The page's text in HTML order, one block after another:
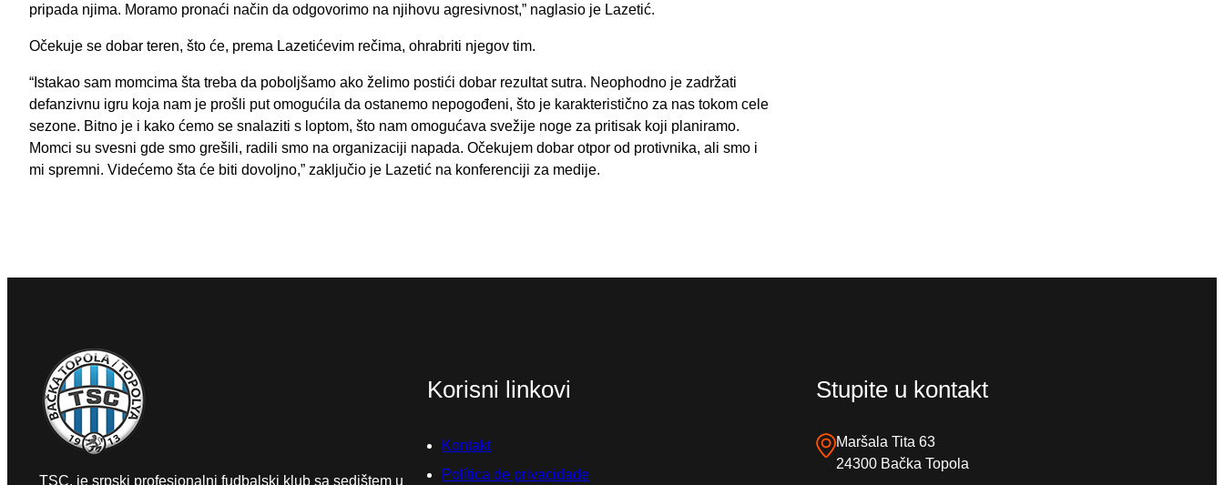
pripada njima. Moramo pronaći način da odgovorimo na njihovu agresivnost,” naglasio je Lazetić.
Očekuje se dobar teren, što će, prema Lazetićevim rečima, ohrabriti njegov tim.
“Istakao sam momcima šta treba da poboljšamo ako želimo postići dobar rezultat sutra. Neophodno je zadržati
defanzivnu igru koja nam je prošli put omogućila da ostanemo nepogođeni, što je karakteristično za nas tokom cele
sezone. Bitno je i kako ćemo se snalaziti s loptom, što nam omogućava svežije noge za pritisak koji planiramo.
Momci su svesni gde smo grešili, radili smo na organizaciji napada. Očekujem dobar otpor od protivnika, ali smo i
mi spremni. Videćemo šta će biti dovoljno,” zaključio je Lazetić na konferenciji za medije.
TSC, je srpski profesionalni fudbalski klub sa sedištem u
Korisni linkovi
Kontakt
Política de privacidade
Stupite u kontakt
Maršala Tita 63
24300 Bačka Topola